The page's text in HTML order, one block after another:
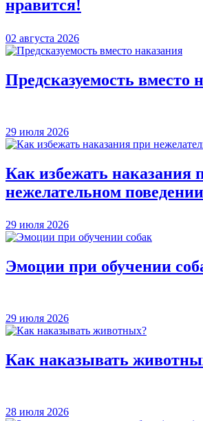
нравится!
02 августа 2026
Предсказуемость вместо
29 июля 2026
Как избежать наказания
нежелательном поведении
29 июля 2026
Эмоции при обучении
29 июля 2026
Как наказывать
28 июля 2026